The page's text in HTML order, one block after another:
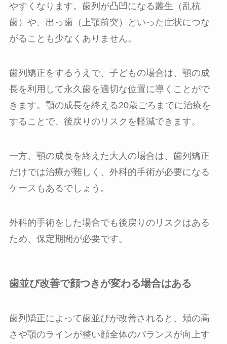
やすくなります。歯列が凸凹になる叢生（乱杭
歯）や、出っ歯（上顎前突）といった症状につな
がることも少なくありません。
歯列矯正をするうえで、子どもの場合は、顎の成
長を利用して永久歯を適切な位置に導くことがで
きます。顎の成長を終える20歳ごろまでに治療を
することで、後戻りのリスクを軽減できます。
一方、顎の成長を終えた大人の場合は、歯列矯正
だけでは治療が難しく、外科的手術が必要になる
ケースもあるでしょう。
外科的手術をした場合でも後戻りのリスクはある
ため、保定期間が必要です。
歯並び改善で顔つきが変わる場合はある
歯列矯正によって歯並びが改善されると、頬の高
さや顎のラインが整い顔全体のバランスが向上す